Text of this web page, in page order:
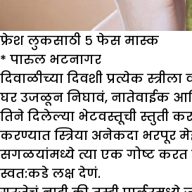
फ्रेश लुकसाठी ५ फेस मास्क
* पारुल भटनागर
दिवाळीच्या दिवशी प्रत्येक
घर उजळून निघावं, नातेवाईक
तिने दिलेल्या भेटवस्तूची स्तुती
करण्यात स्त्रिया अनेकदा भरपूर
सगळयांमध्ये त्या एक गोष्ट करत
स्वत:कडे लक्ष देणं.